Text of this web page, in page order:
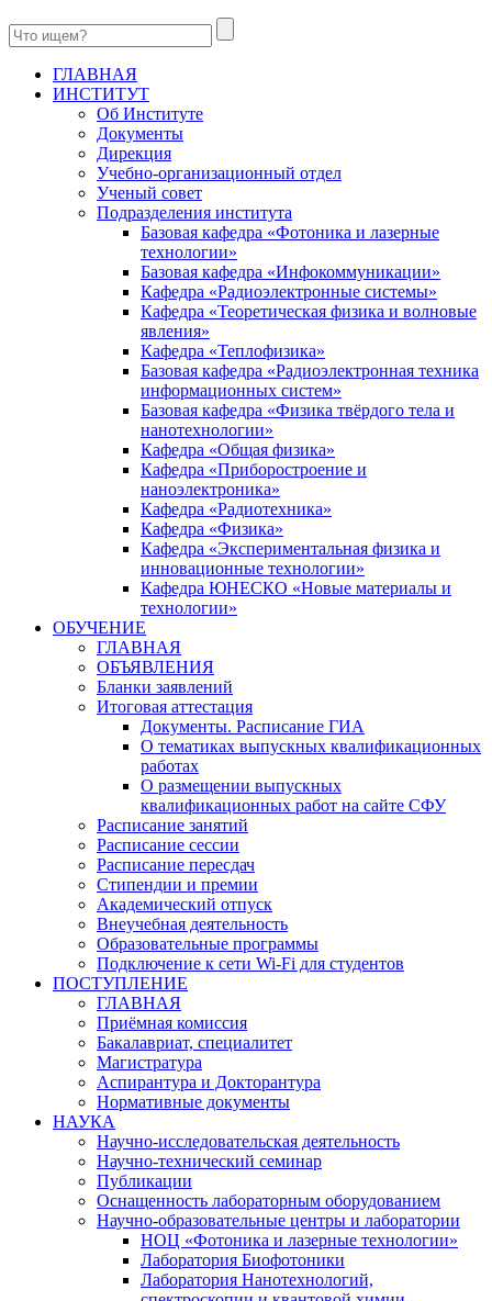
ГЛАВНАЯ
ИНСТИТУТ
Об Институте
Документы
Дирекция
Учебно-организационный отдел
Ученый совет
Подразделения института
Базовая кафедра «Фотоника и лазерные
технологии»
Базовая кафедра «Инфокоммуникации»
Кафедра «Радиоэлектронные системы»
Кафедра «Теоретическая физика и волновые
явления»
Кафедра «Теплофизика»
Базовая кафедра «Радиоэлектронная техника
информационных систем»
Базовая кафедра «Физика твёрдого тела и
нанотехнологии»
Кафедра «Общая физика»
Кафедра «Приборостроение и
наноэлектроника»
Кафедра «Радиотехника»
Кафедра «Физика»
Кафедра «Экспериментальная физика и
инновационные технологии»
Кафедра ЮНЕСКО «Новые материалы и
технологии»
ОБУЧЕНИЕ
ГЛАВНАЯ
ОБЪЯВЛЕНИЯ
Бланки заявлений
Итоговая аттестация
Документы. Расписание ГИА
О тематиках выпускных квалификационных
работах
О размещении выпускных
квалификационных работ на сайте СФУ
Расписание занятий
Расписание сессии
Расписание пересдач
Стипендии и премии
Академический отпуск
Внеучебная деятельность
Образовательные программы
Подключение к сети Wi-Fi для студентов
ПОСТУПЛЕНИЕ
ГЛАВНАЯ
Приёмная комиссия
Бакалавриат, специалитет
Магистратура
Аспирантура и Докторантура
Нормативные документы
НАУКА
Научно-исследовательская деятельность
Научно-технический семинар
Публикации
Оснащенность лабораторным оборудованием
Научно-образовательные центры и лаборатории
НОЦ «Фотоника и лазерные технологии»
Лаборатория Биофотоники
Лаборатория Нанотехнологий,